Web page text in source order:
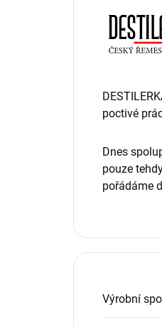
poctivé
Dnes
pouze
pořádáme
Výrobní